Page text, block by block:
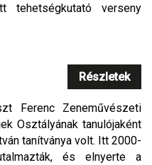
tehetségkutató verseny
Részletek
Ferenc Zeneművészeti
Osztályának tanulójaként
tanítványa volt. Itt 2000-
és elnyerte a